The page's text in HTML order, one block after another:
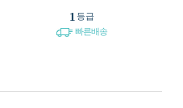
1 등급
빠른배송